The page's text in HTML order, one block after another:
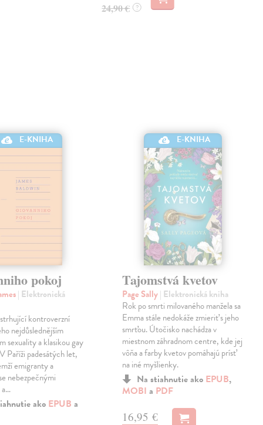
24,90 € ?
E-KNIHA
pokoj
| Elektronická
kontroverzní
nejdůslednějším
sexuality a klasikou gay
Paříži padesátých let,
emigranty a
nebezpečnými
a…
ako EPUB a
E-KNIHA
Tajomstvá kvetov
Page Sally| Elektronická kniha
Rok po smrti milovaného manžela sa
Emma stále nedokáže zmieriť s jeho
smrťou. Útočisko nachádza v
miestnom záhradnom centre, kde jej
vôňa a farby kvetov pomáhajú prísť
na iné myšlienky.
Na stiahnutie ako EPUB,
MOBI a PDF
16,95 €